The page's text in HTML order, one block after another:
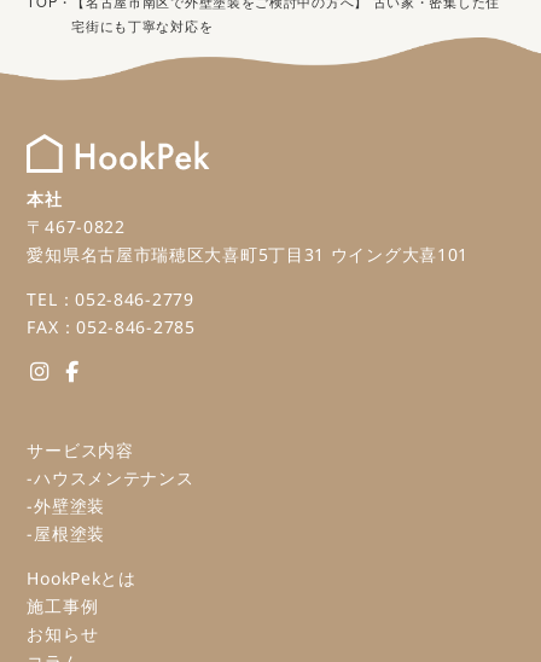
宅街にも丁寧な対応を
本社
〒467-0822
愛知県名古屋市瑞穂区大喜町5丁目31 ウイング大喜101
TEL：052-846-2779
FAX：052-846-2785
サービス内容
-ハウスメンテナンス
-外壁塗装
-屋根塗装
HookPekとは
施工事例
お知らせ